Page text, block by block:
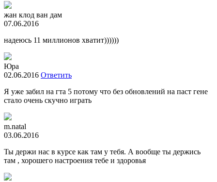
жан клод ван дам
07.06.2016
надеюсь 11 миллионов хватит))))))
Юра
02.06.2016 Ответить
Я уже забил на гта 5 потому что без обновлений на паст гене
стало очень скучно играть
m.natal
03.06.2016
Ты держи нас в курсе как там у тебя. А вообще ты держись
там , хорошего настроения тебе и здоровья